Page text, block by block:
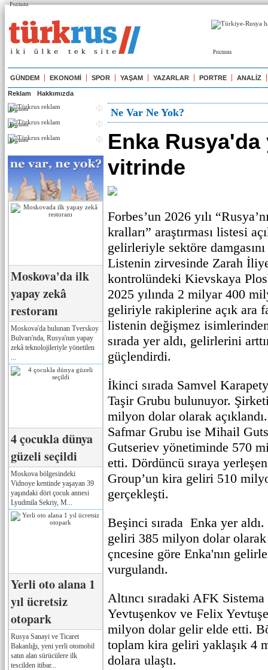
Реклама
Реклама
GÜNDEM EKONOMİ SPOR YAŞAM YAZARLAR PORTRE ANALİZ
Reklam Hakkımızda
Реклама
Реклама
Реклама
Moskova'da ilk
yapay zekâ
restoranı
Moskova'da bulunan Tverskoy
Bulvarı'nda, Rusya'nın yapay
zekâ teknolojileriyle yönetilen
4 çocukla dünya
güzeli seçildi
Moskova bölgesindeki
Vidnoye kentinde yaşayan 39
yaşındaki dört çocuk annesi
Lyudmila Sekriy, M...
Yerli oto alana 1
yıl ücretsiz
otopark
Rusya Sanayi ve Ticaret
Bakanlığı, yeni yerli otomobil
satın alan sürücülere ilk
tescilden itibar...
Ne Var Ne Yok?
Enka Rusya'da
vitrinde
Forbes’un 2026 yılı
kralları” araştırması listesi
gelirleriyle sektöre
Listenin zirvesinde Zarah
kontrolündeki Kievskaya
2025 yılında 2 milyar 400
geliriyle rakiplerine açık ara
listenin değişmez
sırada yer aldı, gelirlerini
güçlendirdi.
İkinci sırada Samvel
Taşir Grubu bulunuyor.
milyon dolar olarak
Safmar Grubu ise Mihail
Gutseriev yönetiminde 570
etti. Dördüncü sıraya
Group’un kira geliri 510
gerçekleşti.
Beşinci sırada Enka yer
geliri 385 milyon dolar olarak
çncesine göre Enka'nın
vurgulandı.
Altıncı sıradaki AFK
Yevtuşenkov ve Felix
milyon dolar gelir elde etti.
toplam kira geliri yaklaşık 4
dolara ulaştı.